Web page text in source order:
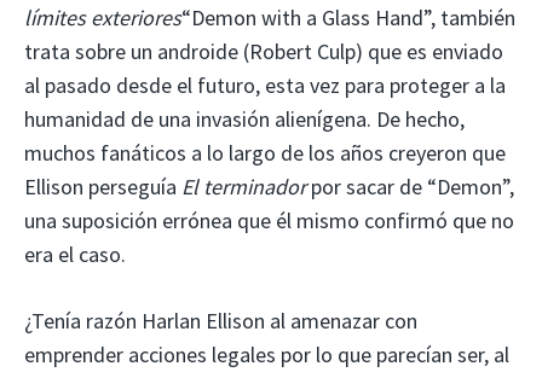
límites exteriores“Demon with a Glass Hand”, también
trata sobre un androide (Robert Culp) que es enviado
al pasado desde el futuro, esta vez para proteger a la
humanidad de una invasión alienígena. De hecho,
muchos fanáticos a lo largo de los años creyeron que
Ellison perseguía El terminadorpor sacar de “Demon”,
una suposición errónea que él mismo confirmó que no
era el caso.
¿Tenía razón Harlan Ellison al amenazar con
emprender acciones legales por lo que parecían ser, al